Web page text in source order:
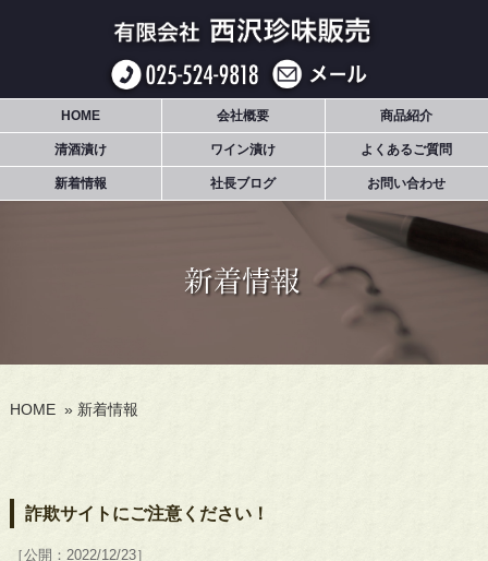
HOME 会社概要 商品紹介
清酒漬け ワイン漬け よくあるご質問
新着情報 社長ブログ お問い合わせ
HOME » 新着情報
詐欺サイトにご注意ください！
［公開：2022/12/23］